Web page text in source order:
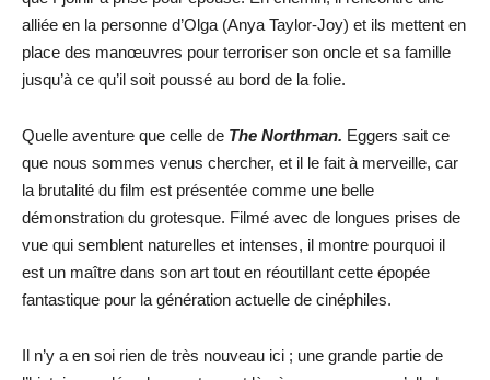
alliée en la personne d’Olga (Anya Taylor-Joy) et ils mettent en
place des manœuvres pour terroriser son oncle et sa famille
jusqu’à ce qu’il soit poussé au bord de la folie.
Quelle aventure que celle de The Northman. Eggers sait ce
que nous sommes venus chercher, et il le fait à merveille, car
la brutalité du film est présentée comme une belle
démonstration du grotesque. Filmé avec de longues prises de
vue qui semblent naturelles et intenses, il montre pourquoi il
est un maître dans son art tout en réoutillant cette épopée
fantastique pour la génération actuelle de cinéphiles.
Il n’y a en soi rien de très nouveau ici ; une grande partie de